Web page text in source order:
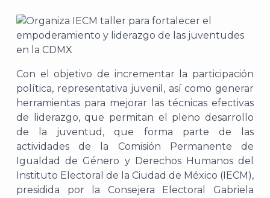
Con el objetivo de incrementar la participación
política, representativa juvenil, así como generar
herramientas para mejorar las técnicas efectivas
de liderazgo, que permitan el pleno desarrollo
de la juventud, que forma parte de las
actividades de la Comisión Permanente de
Igualdad de Género y Derechos Humanos del
Instituto Electoral de la Ciudad de México (IECM),
presidida por la Consejera Electoral Gabriela